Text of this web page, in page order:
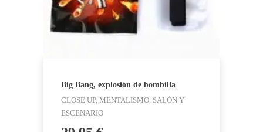
Big Bang, explosión de bombilla
CLOSE UP, MENTALISMO, SALÓN Y
ESCENARIO